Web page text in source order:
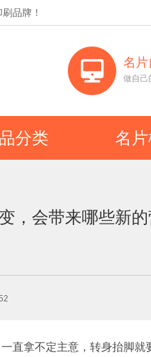
刷品牌！
名片
做自己
分类 名
，会带来哪些新的
直拿不定主意，转身抬脚